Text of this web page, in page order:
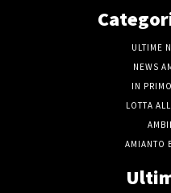
ULTIME
NEWS
IN
LOTTA
AMIANTO